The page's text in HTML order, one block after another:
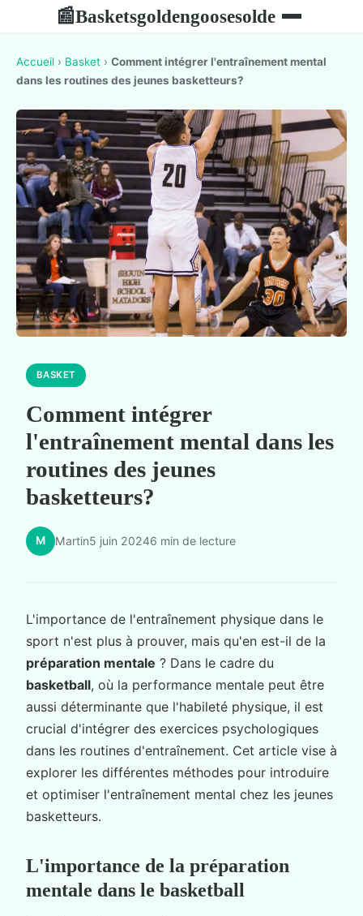
📰Basketsgoldengoosesolde
Accueil › Basket › Comment intégrer l'entraînement mental
dans les routines des jeunes basketteurs?
BASKET
Comment intégrer
l'entraînement mental dans les
routines des jeunes
basketteurs?
M Martin5 juin 20246 min de lecture
L'importance de l'entraînement physique dans le
sport n'est plus à prouver, mais qu'en est-il de la
préparation mentale ? Dans le cadre du
basketball, où la performance mentale peut être
aussi déterminante que l'habileté physique, il est
crucial d'intégrer des exercices psychologiques
dans les routines d'entraînement. Cet article vise à
explorer les différentes méthodes pour introduire
et optimiser l'entraînement mental chez les jeunes
basketteurs.
L'importance de la préparation
mentale dans le basketball